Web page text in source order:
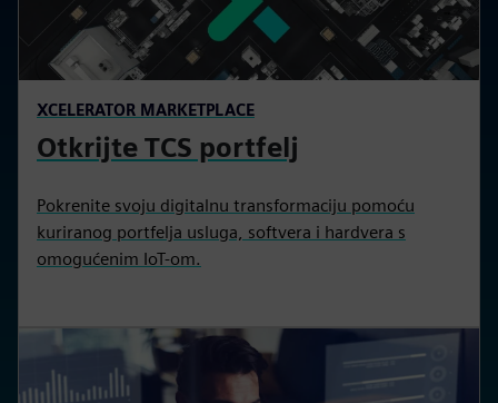
XCELERATOR MARKETPLACE
Otkrijte TCS portfelj
Pokrenite svoju digitalnu transformaciju pomoću
kuriranog portfelja usluga, softvera i hardvera s
omogućenim IoT-om.